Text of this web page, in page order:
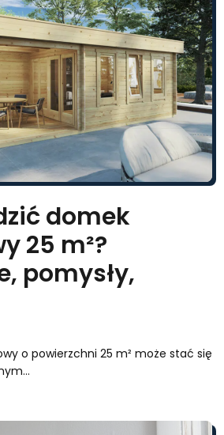
domek
25 m²?
pomysły,
o powierzchni 25 m² może stać się